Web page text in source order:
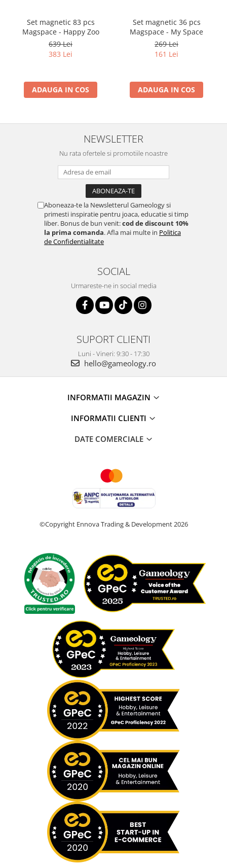
Set magnetic 83 pcs
Magspace - Happy Zoo
639 Lei
383 Lei
ADAUGA IN COS
Set magnetic 36 pcs
Magspace - My Space
269 Lei
161 Lei
ADAUGA IN COS
NEWSLETTER
Nu rata ofertele si promotiile noastre
Aboneaza-te la Newsletterul Gameology si
primesti inspiratie pentru joaca, educatie si timp
liber. Bonus de bun venit:cod de discount 10%
la prima comanda. Afla mai multe in Politica
de Confidentialitate
SOCIAL
Urmareste-ne in social media
SUPORT CLIENTI
Luni - Vineri: 9:30 - 17:30
hello@gameology.ro
INFORMATII MAGAZIN
INFORMATII CLIENTI
DATE COMERCIALE
©Copyright Ennova Trading & Development 2026